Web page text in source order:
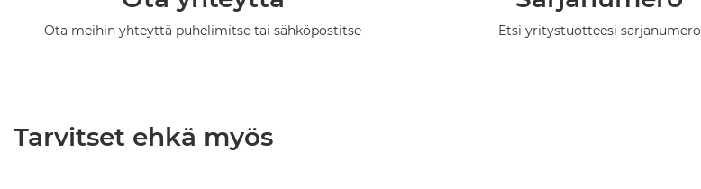
Ota meihin yhteyttä puhelimitse tai sähköpostitse Etsi yritystuotteesi sarjanumero
Tarvitset ehkä myös